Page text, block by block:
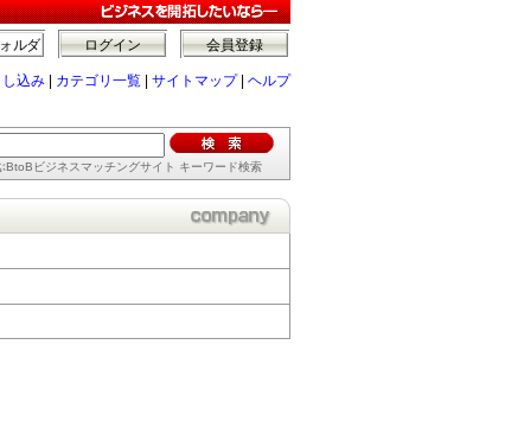
会員登録
ログイン
ルダ
込み カテゴリ一覧 サイトマップ| ヘルプ
BtoBビジネスマッチングサイト キーワード検索